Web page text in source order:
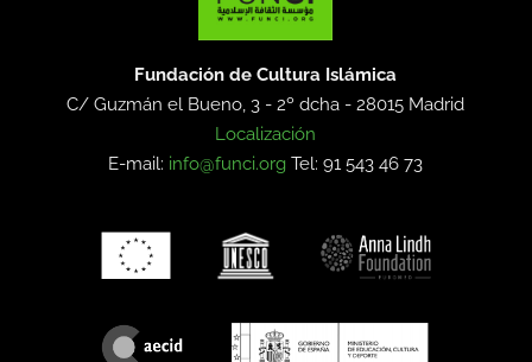
Fundación de Cultura Islámica
C/ Guzmán el Bueno, 3 - 2º dcha -28015 Madrid
Localización
E-mail: info@funci.org Tel: 91 543 46 73